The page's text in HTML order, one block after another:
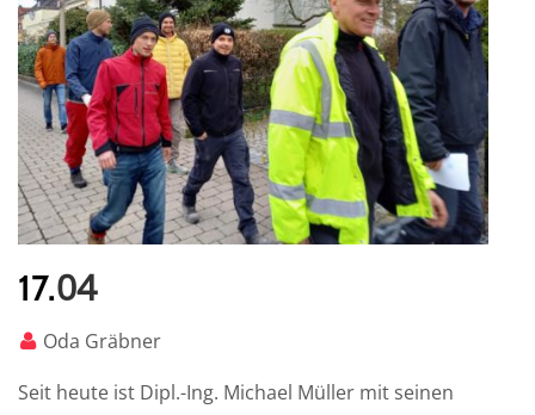
17.04
Oda Gräbner
Seit heute ist Dipl.-Ing. Michael Müller mit seinen